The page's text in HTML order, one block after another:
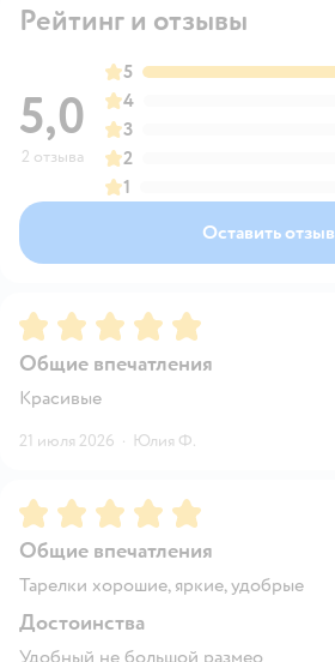
Рейтинг и отзывы
5,0
2 отзыва
5
4
3
2
1
Оставить отзыв
Рейтинг:5
Общие впечатления
Красивые
21 июля 2026 · Юлия Ф.
Рейтинг:5
Общие впечатления
Тарелки хорошие, яркие, удобрые
Достоинства
Удобный не большой размео